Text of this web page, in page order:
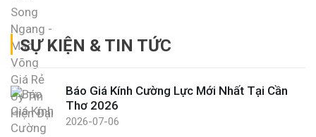
SỰ KIỆN & TIN TỨC
Báo Giá Kính Cường Lực Mới Nhất Tại Cần
Thơ 2026
2026-07-06